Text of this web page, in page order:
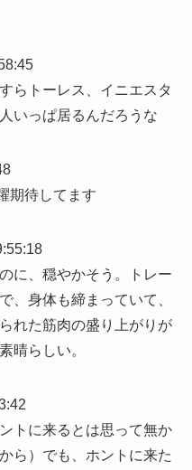
らトーレス、イニエスタ
いっぱ居るんだろうな
期待してます
に、穏やかそう。トレー
、身体も締まっていて、
れた筋肉の盛り上がりが
晴らしい。
トに来るとは思って無か
ら）でも、ホントに来た